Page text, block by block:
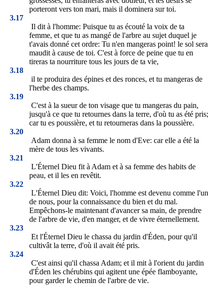
porteront vers ton mari, mais il dominera sur toi.
3.17
Il dit à l'homme: Puisque tu as écouté la voix de ta
femme, et que tu as mangé de l'arbre au sujet duquel je
t'avais donné cet ordre: Tu n'en mangeras point! le sol sera
maudit à cause de toi. C'est à force de peine que tu en
tireras ta nourriture tous les jours de ta vie,
3.18
il te produira des épines et des ronces, et tu mangeras de
l'herbe des champs.
3.19
C'est à la sueur de ton visage que tu mangeras du pain,
jusqu'à ce que tu retournes dans la terre, d'où tu as été pris;
car tu es poussière, et tu retourneras dans la poussière.
3.20
Adam donna à sa femme le nom d'Eve: car elle a été la
mère de tous les vivants.
3.21
L'Éternel Dieu fit à Adam et à sa femme des habits de
peau, et il les en revêtit.
3.22
L'Éternel Dieu dit: Voici, l'homme est devenu comme l'un
de nous, pour la connaissance du bien et du mal.
Empêchons-le maintenant d'avancer sa main, de prendre
de l'arbre de vie, d'en manger, et de vivre éternellement.
3.23
Et l'Éternel Dieu le chassa du jardin d'Éden, pour qu'il
cultivât la terre, d'où il avait été pris.
3.24
C'est ainsi qu'il chassa Adam; et il mit à l'orient du jardin
d'Éden les chérubins qui agitent une épée flamboyante,
pour garder le chemin de l'arbre de vie.